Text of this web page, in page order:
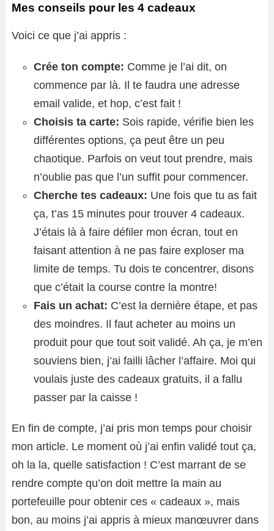
Mes conseils pour les 4 cadeaux
Voici ce que j’ai appris :
Crée ton compte: Comme je l’ai dit, on
commence par là. Il te faudra une adresse
email valide, et hop, c’est fait !
Choisis ta carte: Sois rapide, vérifie bien les
différentes options, ça peut être un peu
chaotique. Parfois on veut tout prendre, mais
n’oublie pas que l’un suffit pour commencer.
Cherche tes cadeaux: Une fois que tu as fait
ça, t’as 15 minutes pour trouver 4 cadeaux.
J’étais là à faire défiler mon écran, tout en
faisant attention à ne pas faire exploser ma
limite de temps. Tu dois te concentrer, disons
que c’était la course contre la montre!
Fais un achat: C’est la dernière étape, et pas
des moindres. Il faut acheter au moins un
produit pour que tout soit validé. Ah ça, je m’en
souviens bien, j’ai failli lâcher l’affaire. Moi qui
voulais juste des cadeaux gratuits, il a fallu
passer par la caisse !
En fin de compte, j’ai pris mon temps pour choisir
mon article. Le moment où j’ai enfin validé tout ça,
oh la la, quelle satisfaction ! C’est marrant de se
rendre compte qu’on doit mettre la main au
portefeuille pour obtenir ces « cadeaux », mais
bon, au moins j’ai appris à mieux manœuvrer dans